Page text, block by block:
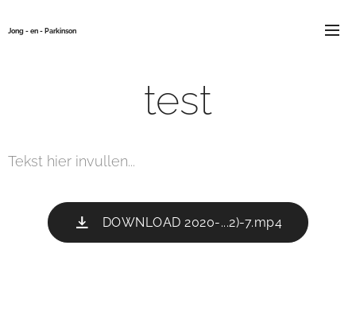
Jong - en - Parkinson
test
Tekst hier invullen...
DOWNLOAD 2020-...2)-7.mp4